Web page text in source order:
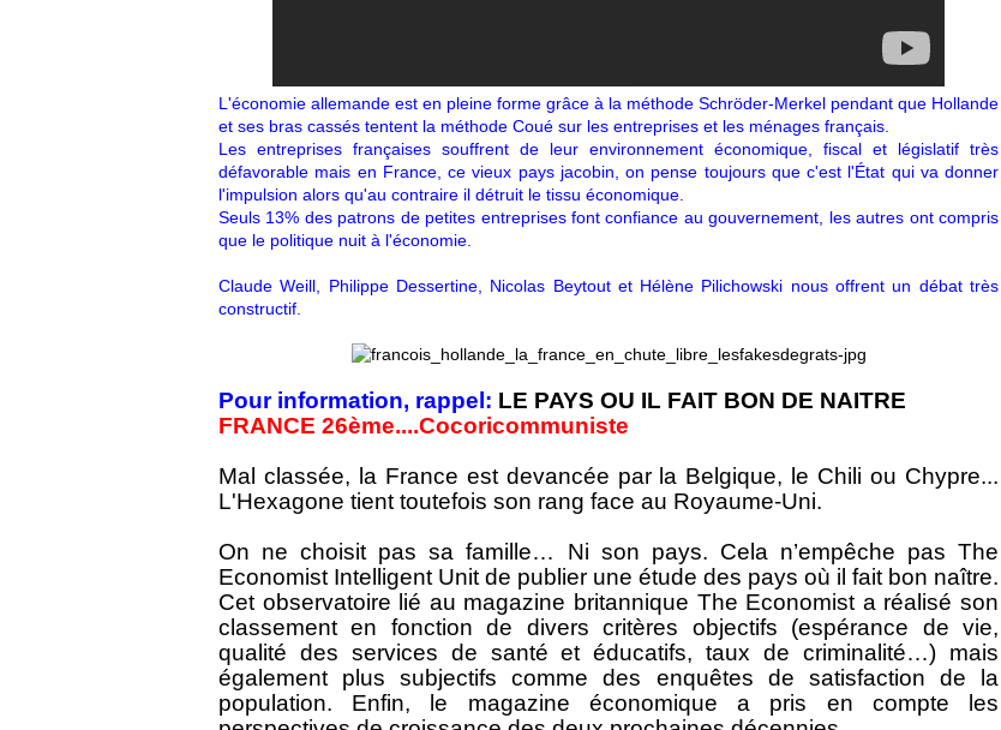
L'économie allemande est en pleine forme grâce à la méthode Schröder-Merkel pendant que Hollande
et ses bras cassés tentent la méthode Coué sur les entreprises et les ménages français.
Les entreprises françaises souffrent de leur environnement économique, fiscal et législatif très
défavorable mais en France, ce vieux pays jacobin, on pense toujours que c'est l'État qui va donner
l'impulsion alors qu'au contraire il détruit le tissu économique.
Seuls 13% des patrons de petites entreprises font confiance au gouvernement, les autres ont compris
que le politique nuit à l'économie.
Claude Weill, Philippe Dessertine, Nicolas Beytout et Hélène Pilichowski nous offrent un débat très
constructif.
Pour information, rappel: LE PAYS OU IL FAIT BON DE NAITRE
FRANCE 26ème....Cocoricommuniste
Mal classée, la France est devancée par la Belgique, le Chili ou Chypre...
L'Hexagone tient toutefois son rang face au Royaume-Uni.
On ne choisit pas sa famille… Ni son pays. Cela n’empêche pas The
Economist Intelligent Unit de publier une étude des pays où il fait bon naître.
Cet observatoire lié au magazine britannique The Economist a réalisé son
classement en fonction de divers critères objectifs (espérance de vie,
qualité des services de santé et éducatifs, taux de criminalité…) mais
également plus subjectifs comme des enquêtes de satisfaction de la
population. Enfin, le magazine économique a pris en compte les